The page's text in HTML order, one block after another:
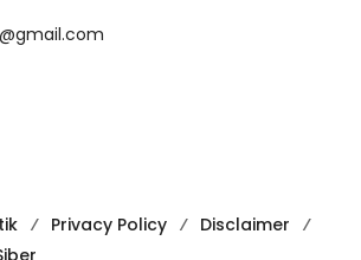
Privacy Policy
Disclaimer